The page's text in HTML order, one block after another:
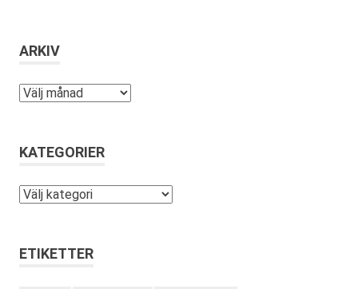
ARKIV
Arkiv
KATEGORIER
Kategorier
ETIKETTER